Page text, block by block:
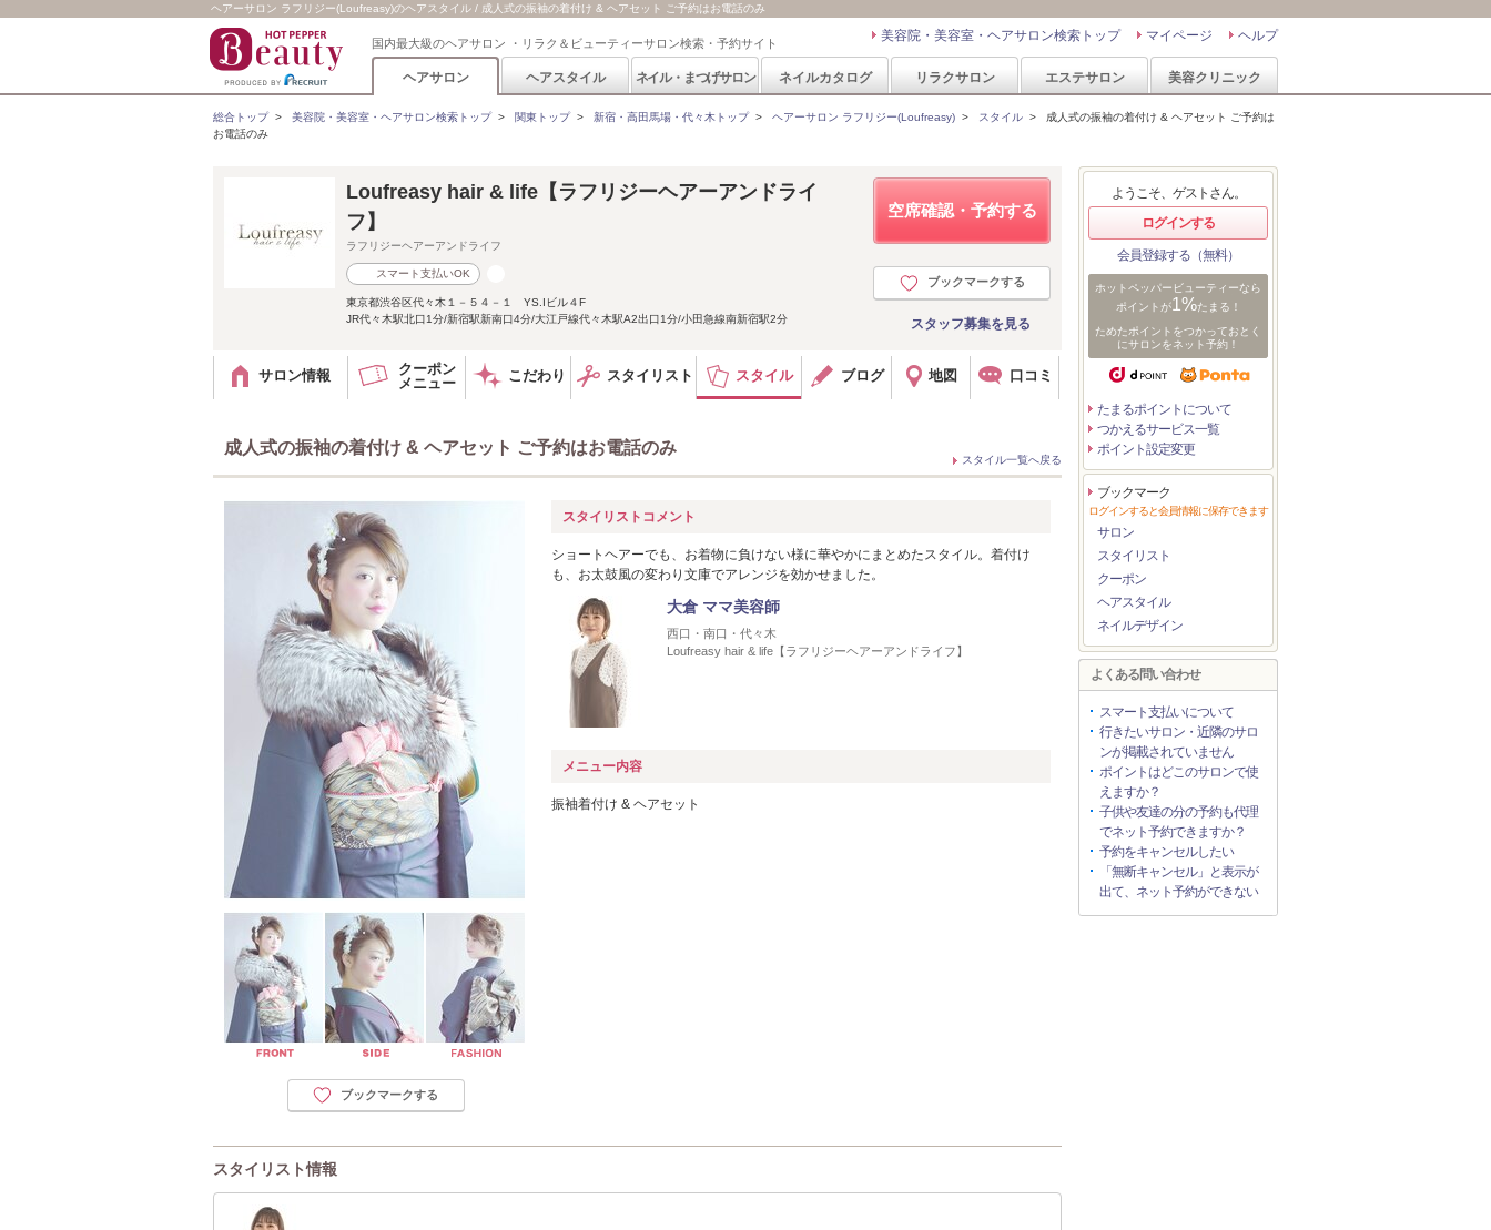
ヘアーサロン ラフリジー(Loufreasy)のヘアスタイル / 成人式の振袖の着付け & ヘアセット ご予約はお電話のみ
国内最大級のヘアサロン ・リラク＆ビューティーサロン検索・予約サイト ヘルプ
マイページ
美容院・美容室・ヘアサロン検索トップ
ヘアサロン ヘアスタイル ネイル・まつげサロン ネイルカタログ リラクサロン エステサロン 美容クリニック
総合トップ> 美容院・美容室・ヘアサロン検索トップ> 関東トップ> 新宿・高田馬場・代々木トップ> ヘアーサロン ラフリジー(Loufreasy) > スタイル > 成人式の振袖の着付け & ヘアセット ご予約は
お電話のみ
空席確認・予約する
ブックマークする
スタッフ募集を見る
Loufreasy hair & life【ラフリジーヘアーアンドライ
フ】
ラフリジーヘアーアンドライフ
スマート支払いOK
東京都渋谷区代々木１－５４－１ YS.Iビル４F
JR代々木駅北口1分/新宿駅新南口4分/大江戸線代々木駅A2出口1分/小田急線南新宿駅2分
サロン情報
クーポン
メニュー
こだわり スタイリスト スタイル ブログ 地図 口コミ
成人式の振袖の着付け & ヘアセット ご予約はお電話のみ
スタイル一覧へ戻る
ブックマークする
スタイリストコメント
ショートヘアーでも、お着物に負けない様に華やかにまとめたスタイル。着付け
も、お太鼓風の変わり文庫でアレンジを効かせました。
大倉 ママ美容師
西口・南口・代々木
Loufreasy hair & life【ラフリジーヘアーアンドライフ】
メニュー内容
振袖着付け & ヘアセット
スタイリスト情報
ようこそ、ゲストさん。
ログインする
会員登録する（無料）
ホットペッパービューティーなら
ポイントが1%たまる！
ためたポイントをつかっておとく
にサロンをネット予約！
たまるポイントについて
つかえるサービス一覧
ポイント設定変更
ブックマーク
ログインすると会員情報に保存できます
サロン
スタイリスト
クーポン
ヘアスタイル
ネイルデザイン
よくある問い合わせ
スマート支払いについて
行きたいサロン・近隣のサロ
ンが掲載されていません
ポイントはどこのサロンで使
えますか？
子供や友達の分の予約も代理
でネット予約できますか？
予約をキャンセルしたい
「無断キャンセル」と表示が
出て、ネット予約ができない